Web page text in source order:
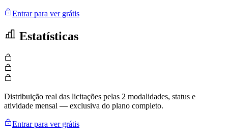
Entrar para ver grátis
Estatísticas
Distribuição real das licitações pelas 2 modalidades, status e
atividade mensal — exclusiva do plano completo.
Entrar para ver grátis